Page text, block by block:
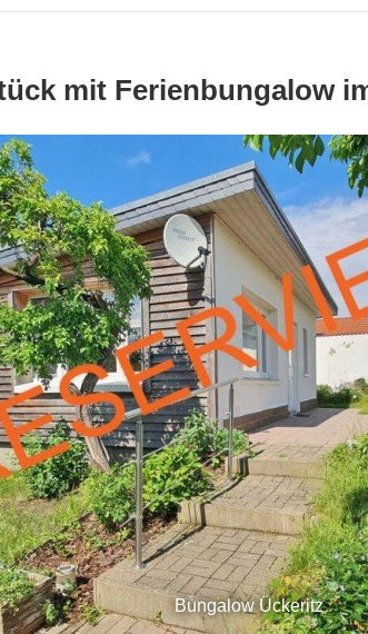
mit Ferienbungalow
Bungalow Ückeritz